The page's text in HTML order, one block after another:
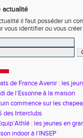
actualité
il faut posséder un
vous identifier ou vous
de France Avenir : les
de l’Essonne à la maison
commence sur les
des Interclubs
: les jeunes en
indoor à l’INSEP